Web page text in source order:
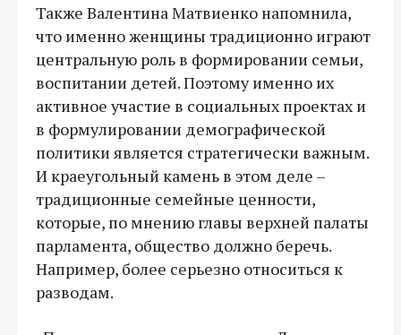
Также Валентина Матвиенко напомнила,
что именно женщины традиционно играют
центральную роль в формировании семьи,
воспитании детей. Поэтому именно их
активное участие в социальных проектах и
в формулировании демографической
политики является стратегически важным.
И краеугольный камень в этом деле –
традиционные семейные ценности,
которые, по мнению главы верхней палаты
парламента, общество должно беречь.
Например, более серьезно относиться к
разводам.